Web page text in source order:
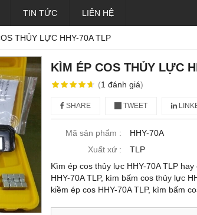
TIN TỨC LIÊN HỆ
THỦY LỰC HHY-70A TLP
KÌM ÉP COS THỦY LỰC
(1 đánh giá)
SHARE TWEET
Mã sản phẩm :
HHY-70A
Xuất xứ :
TLP
Kìm ép cos thủy lực HHY-70A TLP
HHY-70A TLP, kìm bấm cos thủy lực
kiềm ép cos HHY-70A TLP, kìm bấm